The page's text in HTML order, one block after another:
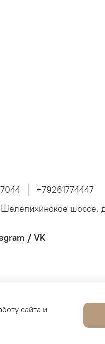
+79261774447
шоссе,
/ VK
сайта и